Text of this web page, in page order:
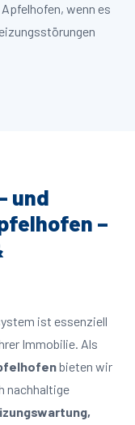
wenn es
und
–
ist essenziell
Immobilie. Als
bieten wir
nachhaltige